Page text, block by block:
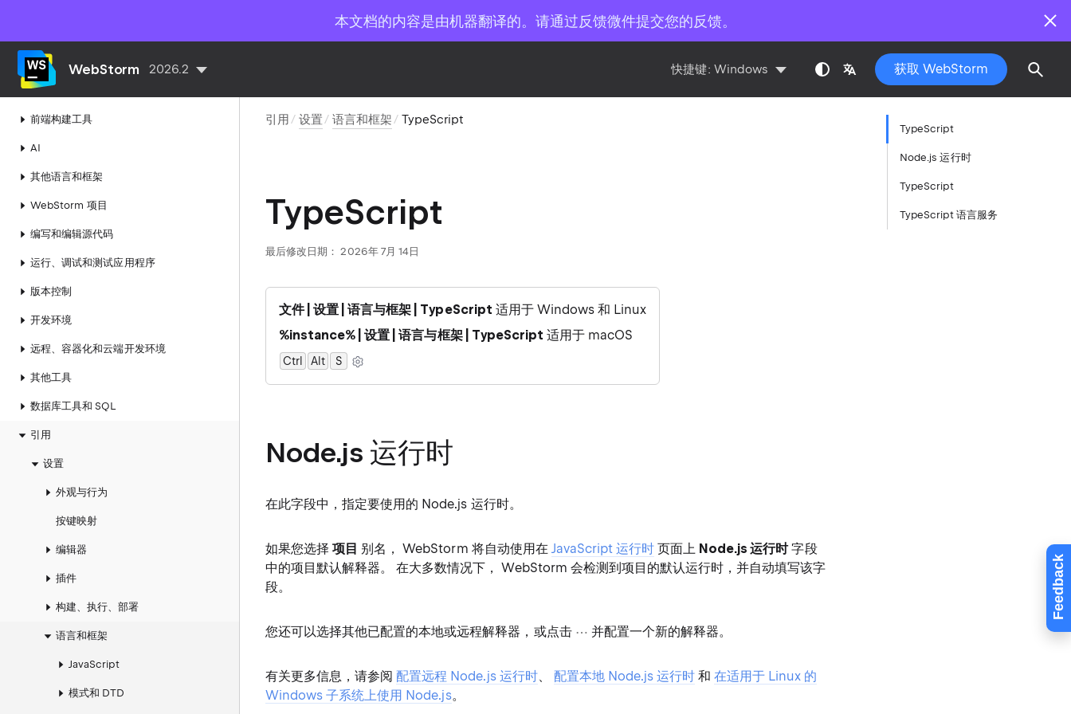
本文档的内容是由机器翻译的。请通过反馈微件提交您的反馈。
Feedback
WebStorm 2026.2 快捷键: Windows 获取 WebStorm
样式表
JavaScript 运行时环境
前端构建工具
AI
其他语言和框架
WebStorm 项目
编写和编辑源代码
运行、调试和测试应用程序
版本控制
开发环境
远程、容器化和云端开发环境
其他工具
数据库工具和 SQL
引用
设置
外观与行为
按键映射
编辑器
插件
构建、执行、部署
语言和框架
JavaScript
模式和 DTD
引用 设置 语言和框架 TypeScript
TypeScript
最后修改日期： 2026年 7月 14日
文件 | 设置 | 语言与框架 | TypeScript 适用于 Windows 和 Linux
%instance% | 设置 | 语言与框架 | TypeScript 适用于 macOS
Ctrl Alt 0
S
Node.js 运行时
在此字段中，指定要使用的 Node.js 运行时。
如果您选择项目 别名， WebStorm 将自动使用在 JavaScript 运行时 页面上 Node.js 运行时字段
中的项目默认解释器。 在大多数情况下， WebStorm 会检测到项目的默认运行时，并自动填写该字
段。
您还可以选择其他已配置的本地或远程解释器，或点击 并配置一个新的解释器。
有关更多信息，请参阅 配置远程 Node.js 运行时、 配置本地 Node.js 运行时 和在适用于 Linux 的
Windows 子系统上使用 Node.js。
TypeScript
Node.js 运行时
TypeScript
TypeScript 语言服务